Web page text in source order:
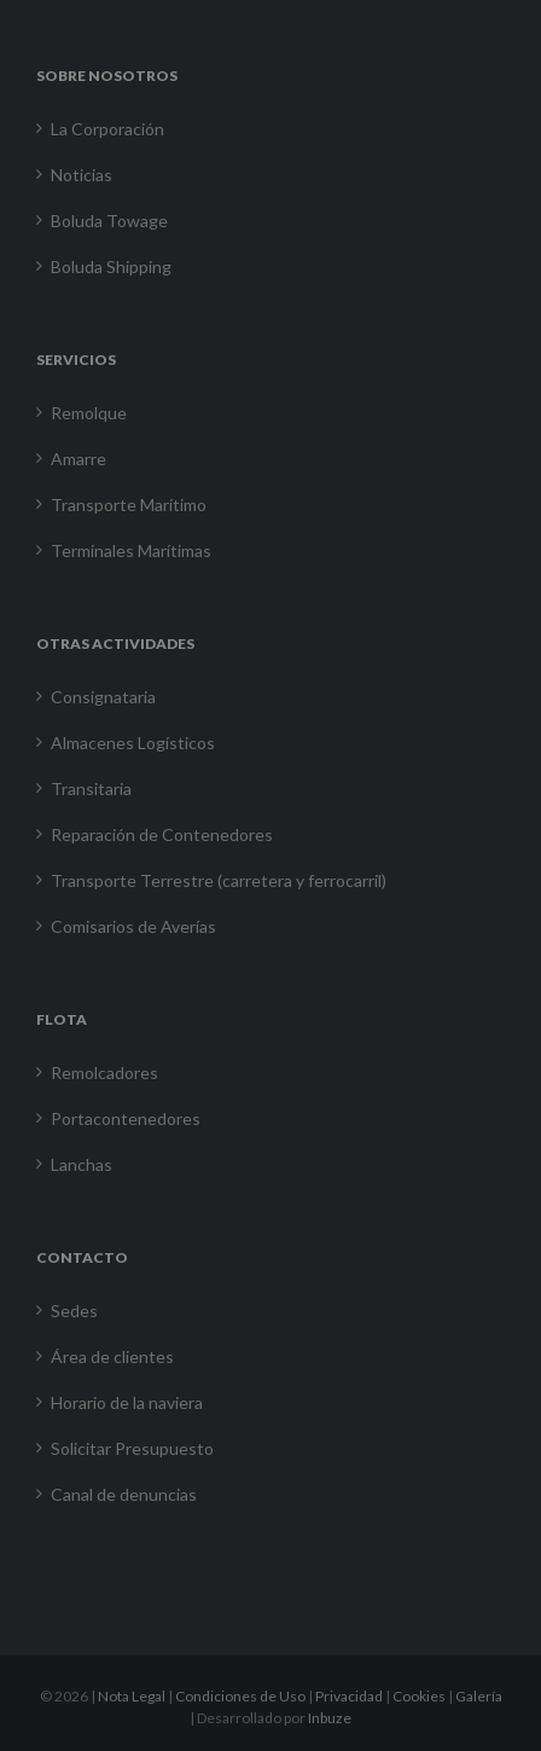
SOBRE NOSOTROS
La Corporación
Noticias
Boluda Towage
Boluda Shipping
SERVICIOS
Remolque
Amarre
Transporte Marítimo
Terminales Marítimas
OTRAS ACTIVIDADES
Consignataria
Almacenes Logísticos
Transitaria
Reparación de Contenedores
Transporte Terrestre (carretera y ferrocarril)
Comisarios de Averías
FLOTA
Remolcadores
Portacontenedores
Lanchas
CONTACTO
Sedes
Área de clientes
Horario de la naviera
Solicitar Presupuesto
Canal de denuncias
© 2026 | Nota Legal | Condiciones de Uso| Privacidad | Cookies | Galería
| Desarrollado por Inbuze